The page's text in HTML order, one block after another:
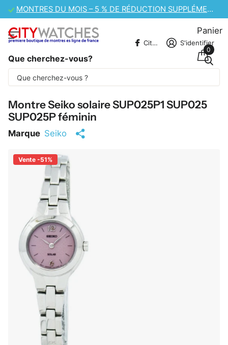
VENTE DE MONTRES CASIO – 10 % DE RÉDUCTION SUPPLÉMENTAIRE
Que cherchez-vous?
CitywatchesFR S'identifier
Panier
0
Une partie du contenu est traduite
automatiquement.
Montre Seiko solaire SUP025P1 SUP025
SUP025P féminin
Marque Seiko
Vente -51%